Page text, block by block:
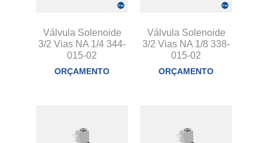
Válvula Solenoide
3/2 Vias NA 1/4 344-
015-02
ORÇAMENTO
Válvula Solenoide
3/2 Vias NA 1/8 338-
015-02
ORÇAMENTO